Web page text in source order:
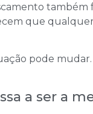
também
que
pode
a ser a